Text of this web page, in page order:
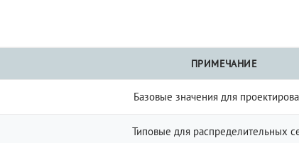
ПРИМЕЧАНИЕ
Базовые значения для
Типовые для распределительных